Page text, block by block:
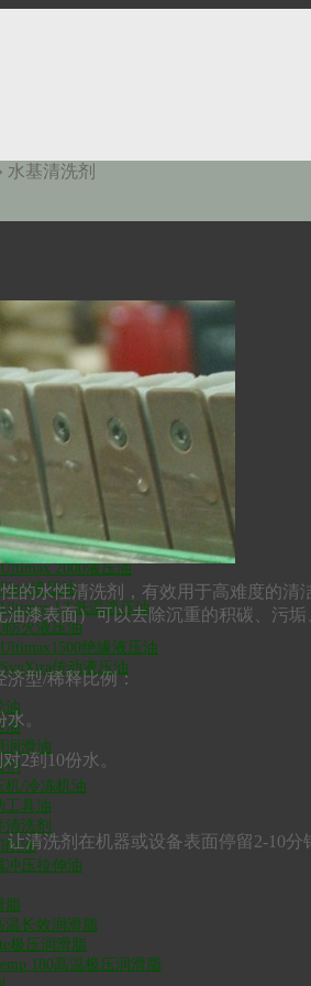
技
高温润滑油
高温链条润滑油
液压油
2000液压油
液压油
LT低温液压油
防火液压油
绝缘液压油
传动液压油
油
油
润滑油
剂
机/冷冻机油
工具油
清洗剂
削油
冲压拉伸油
脂
温长效润滑脂
极压润滑脂
180高温极压润滑脂
水基清洗剂
的水性清洗剂，有效用于高难度的
油漆表面）可以去除沉重的积碳、污
型/稀释比例：
。
2到10份水。
让清洗剂在机器或设备表面停留2-10